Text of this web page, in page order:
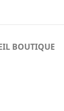
BOUTIQUE